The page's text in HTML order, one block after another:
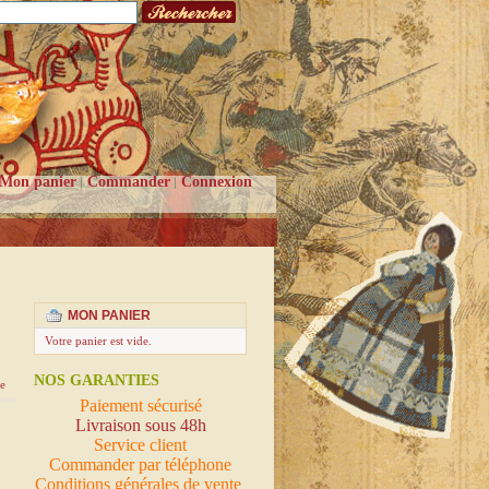
Mon panier Commander Connexion
MON PANIER
Votre panier est vide.
NOS GARANTIES
Paiement sécurisé
Livraison sous 48h
Service client
Commander par téléphone
Conditions générales de vente